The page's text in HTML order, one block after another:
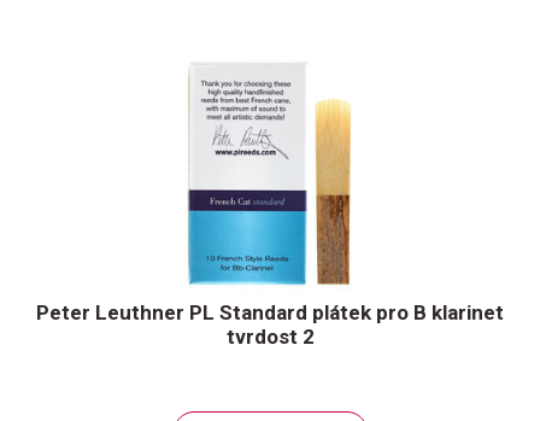
Peter Leuthner PL Standard plátek pro B klarinet
tvrdost 2